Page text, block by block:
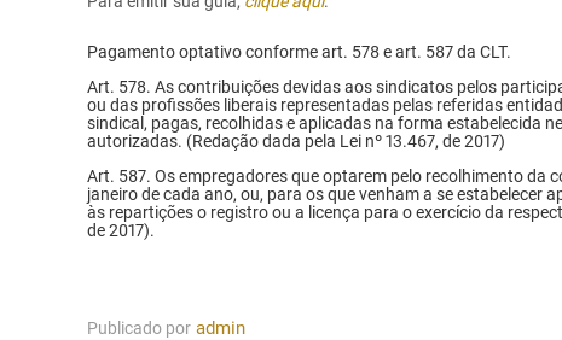
Pagamento optativo conforme art. 578 e art. 587 da CLT.
Art. 578. As contribuições devidas aos sindicatos pelos
ou das profissões liberais representadas pelas referidas
sindical, pagas, recolhidas e aplicadas na forma estabelecida
autorizadas. (Redação dada pela Lei nº 13.467, de 2017)
Art. 587. Os empregadores que optarem pelo recolhimento da
janeiro de cada ano, ou, para os que venham a se estabelecer
às repartições o registro ou a licença para o exercício da
de 2017).
Publicado por admin